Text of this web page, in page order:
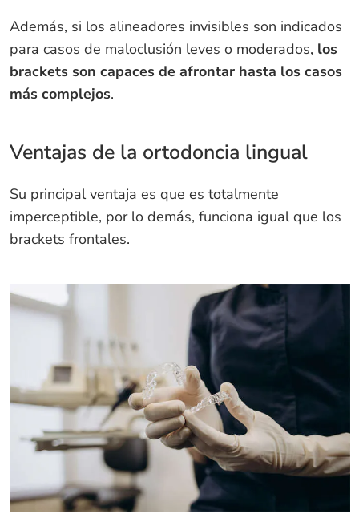
Además, si los alineadores invisibles son indicados
para casos de maloclusión leves o moderados, los
brackets son capaces de afrontar hasta los casos
más complejos.
Ventajas de la ortodoncia lingual
Su principal ventaja es que es totalmente
imperceptible, por lo demás, funciona igual que los
brackets frontales.